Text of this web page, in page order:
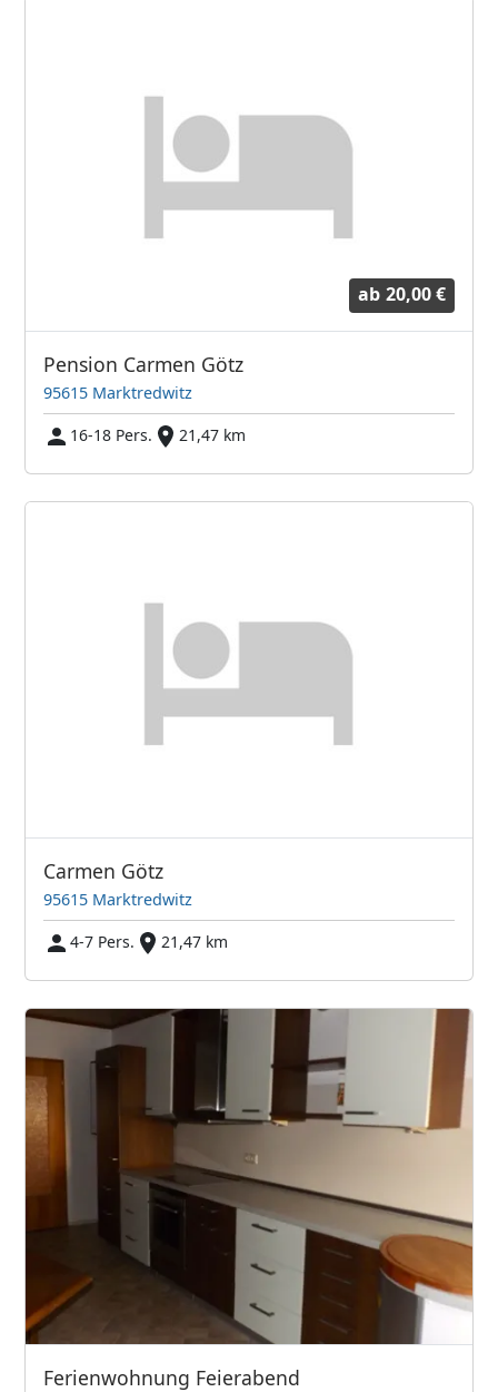
ab 20,00 €
Pension Carmen Götz
95615 Marktredwitz
16-18 Pers.
21,47 km
Carmen Götz
95615 Marktredwitz
4-7 Pers.
21,47 km
Ferienwohnung Feierabend